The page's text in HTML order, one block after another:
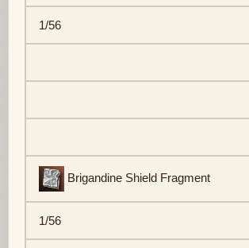
1/56
Brigandine Shield Fragment
1/56